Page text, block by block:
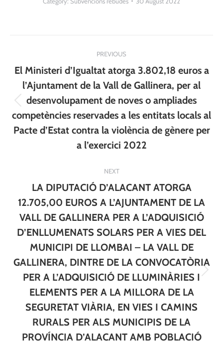
navigation
PREVIOUS
Previous
post:
El Ministeri d’Igualtat atorga 3.802,18 euros a
l’Ajuntament de la Vall de Gallinera, per al
desenvolupament de noves o ampliades
competències reservades a les entitats locals al
Pacte d’Estat contra la violència de gènere per
a l’exercici 2022
NEXT
Next
post:
LA DIPUTACIÓ D’ALACANT ATORGA
12.705,00 EUROS A L’AJUNTAMENT DE LA
VALL DE GALLINERA PER A L’ADQUISICIÓ
D’ENLLUMENATS SOLARS PER A VIES DEL
MUNICIPI DE LLOMBAI – LA VALL DE
GALLINERA, DINTRE DE LA CONVOCATÒRIA
PER A L’ADQUISICIÓ DE LLUMINÀRIES I
ELEMENTS PER A LA MILLORA DE LA
SEGURETAT VIÀRIA, EN VIES I CAMINS
RURALS PER ALS MUNICIPIS DE LA
PROVÍNCIA D’ALACANT AMB POBLACIÓ